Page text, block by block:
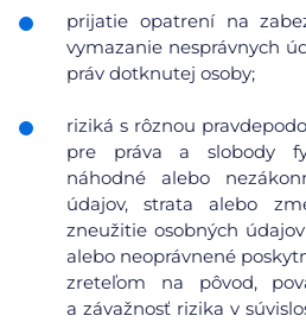
prijatie opatrení na
vymazanie nesprávnych
práv dotknutej osoby;
riziká s rôznou
pre práva a slobody
náhodné alebo
údajov, strata alebo
zneužitie osobných
alebo neoprávnené
zreteľom na pôvod,
a závažnosť rizika v